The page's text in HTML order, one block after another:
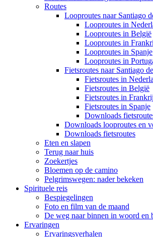
Routes
Looproutes naar Santiago
Looproutes in
Looproutes in België
Looproutes in
Looproutes in Spanje
Looproutes in
Fietsroutes naar Santiago
Fietsroutes in
Fietsroutes in België
Fietsroutes in
Fietsroutes in Spanje
Downloads
Downloads looproutes en
Downloads fietsroutes
Eten en slapen
Terug naar huis
Zoekertjes
Bloemen op de camino
Pelgrimswegen: nader bekeken
Spirituele reis
Bespiegelingen
Foto en film van de maand
De weg naar binnen in woord en
Ervaringen
Ervaringsverhalen